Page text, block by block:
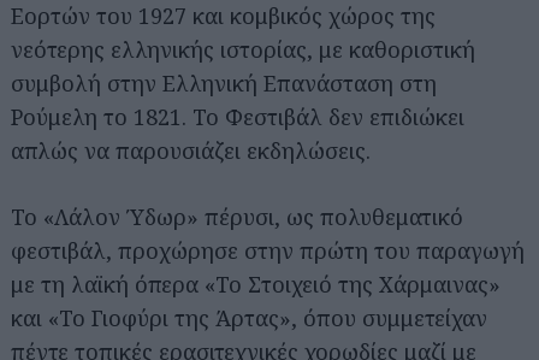
Εορτών του 1927 και κομβικός χώρος της
νεότερης ελληνικής ιστορίας, με καθοριστική
συμβολή στην Ελληνική Επανάσταση στη
Ρούμελη το 1821. Το Φεστιβάλ δεν επιδιώκει
απλώς να παρουσιάζει εκδηλώσεις.
Το «Λάλον Ύδωρ» πέρυσι, ως πολυθεματικό
φεστιβάλ, προχώρησε στην πρώτη του παραγωγή
με τη λαϊκή όπερα «Το Στοιχειό της Χάρμαινας»
και «Το Γιοφύρι της Άρτας», όπου συμμετείχαν
πέντε τοπικές ερασιτεχνικές χορωδίες μαζί με